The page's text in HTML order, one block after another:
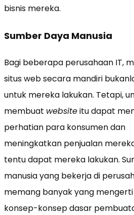
bisnis mereka.
Sumber Daya Manusia
Bagi beberapa perusahaan IT,
situs web secara mandiri
untuk mereka lakukan. Tetapi,
membuat websiteitu dapat
perhatian para konsumen dan
meningkatkan penjualan
tentu dapat mereka lakukan.
manusia yang bekerja di
memang banyak yang
konsep-konsep dasar